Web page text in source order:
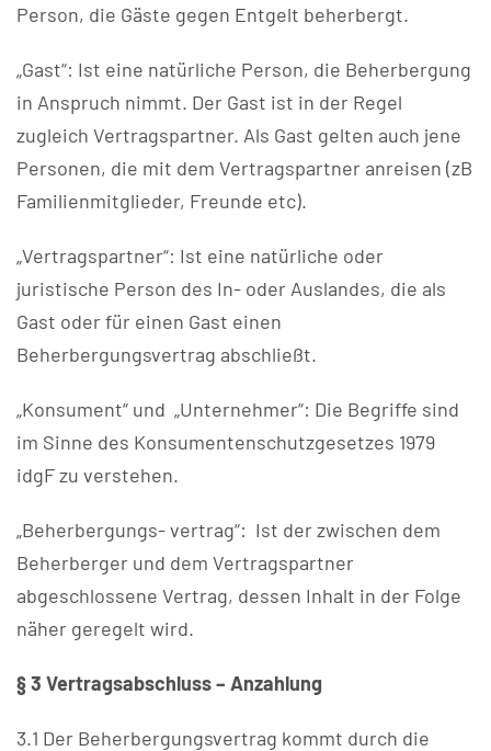
Person, die Gäste gegen Entgelt beherbergt.
„Gast“: Ist eine natürliche Person, die Beherbergung
in Anspruch nimmt. Der Gast ist in der Regel
zugleich Vertragspartner. Als Gast gelten auch jene
Personen, die mit dem Vertragspartner anreisen (zB
Familienmitglieder, Freunde etc).
„Vertragspartner“: Ist eine natürliche oder
juristische Person des In- oder Auslandes, die als
Gast oder für einen Gast einen
Beherbergungsvertrag abschließt.
„Konsument“ und „Unternehmer“: Die Begriffe sind
im Sinne des Konsumentenschutzgesetzes 1979
idgF zu verstehen.
„Beherbergungs- vertrag“: Ist der zwischen dem
Beherberger und dem Vertragspartner
abgeschlossene Vertrag, dessen Inhalt in der Folge
näher geregelt wird.
§ 3 Vertragsabschluss – Anzahlung
3.1 Der Beherbergungsvertrag kommt durch die